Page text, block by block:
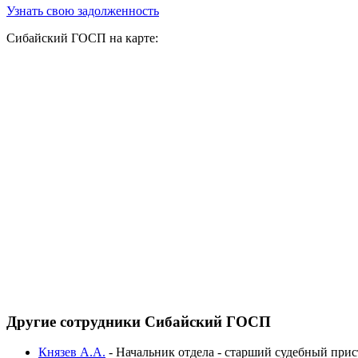
Узнать свою задолженность
Сибайский ГОСП на карте:
Другие сотрудники Сибайский ГОСП
Князев А.А. - Начальник отдела - старший судебный